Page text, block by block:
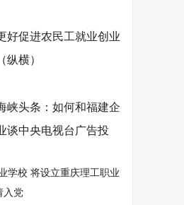
好促进农民工就业创业
（纵横）
峡头条：如何和福建企
谈中央电视台广告投
学校 将设立重庆理工职业
入党